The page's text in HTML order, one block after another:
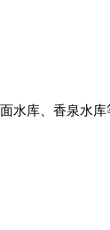
水库、香泉水库